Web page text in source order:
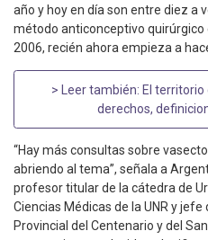
año y hoy en día son entre diez a
método anticonceptivo
2006, recién ahora empieza a
> Leer también: El territorio
derechos,
“Hay más consultas sobre
abriendo al tema”, señala a
profesor titular de la cátedra de
Ciencias Médicas de la UNR y jefe
Provincial del Centenario y del